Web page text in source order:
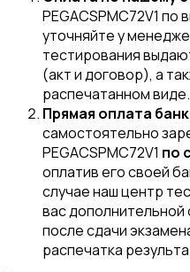
PEGACSPMC72V1
уточняйте у
тестирования
(акт и договор), а
распечатанном виде.
Прямая оплата
самостоятельно
PEGACSPMC72V1 по
оплатив его своей
случае наш центр
вас дополнительной
после сдачи
распечатка